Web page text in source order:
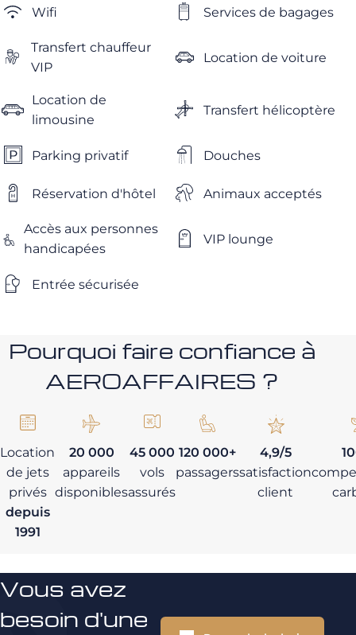
Wifi Services de bagages
Transfert chauffeur
VIP
Location de voiture
Location de
limousine
Transfert hélicoptère
Parking privatif Douches
Réservation d'hôtel Animaux acceptés
Accès aux personnes
handicapées
VIP lounge
Entrée sécurisée
Pourquoi faire confiance à
AEROAFFAIRES ?
Location
de jets
privés
depuis
1991
20 000
appareils
disponibles
45 000
vols
assurés
120 000+
passagers
4,9/5
satisfaction
client
Vous avez
besoin d'une